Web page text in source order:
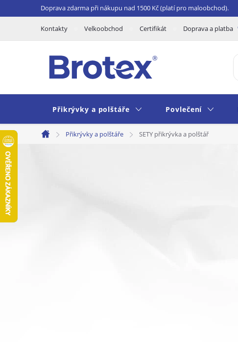
na
Doprava zdarma při nákupu nad 1500 Kč (platí pro maloobchod).
Kontakty Velkoobchod Certifikát Doprava a platba
Přikrývky a polštáře Povlečení
Domů
Přikrývky a polštáře SETY přikrývka a polštář